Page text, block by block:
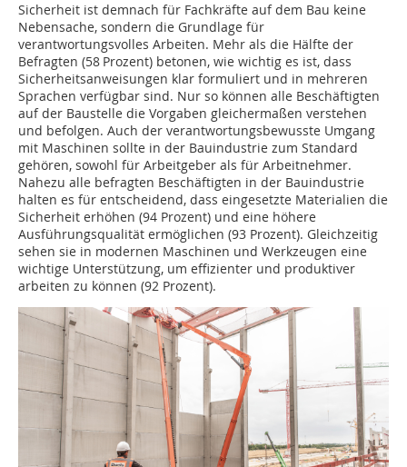
Sicherheit ist demnach für Fachkräfte auf dem Bau keine
Nebensache, sondern die Grundlage für
verantwortungsvolles Arbeiten. Mehr als die Hälfte der
Befragten­ (58 Prozent) betonen, wie wichtig es ist, dass
Sicherheitsanweisungen klar formuliert und in mehreren
Sprachen verfügbar sind. Nur so können alle Beschäftigten
auf der Baustelle die Vorgaben gleichermaßen verstehen
und befolgen. Auch der verantwortungsbewusste Umgang
mit Maschinen sollte in der Bauindustrie zum Standard
gehören, sowohl für Arbeitgeber als für Arbeitnehmer.
Nahezu alle befragten Beschäftigten in der Bauindustrie
halten es für entscheidend, dass eingesetzte Materialien die
Sicherheit erhöhen (94 Prozent) und eine höhere
Ausführungsqualität ermöglichen (93 Prozent). Gleichzeitig
sehen sie in modernen Maschinen und Werkzeugen eine
wichtige Unterstützung, um effizienter und produktiver
arbeiten zu können (92 Prozent).